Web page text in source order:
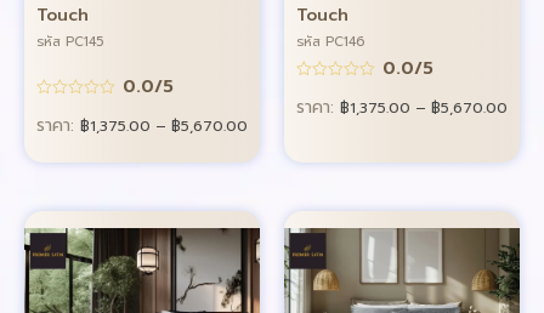
Touch
รหัส PC145
0.0/5
ราคา: ฿1,375.00 – ฿5,670.00
Touch
รหัส PC146
0.0/5
ราคา: ฿1,375.00 – ฿5,670.00